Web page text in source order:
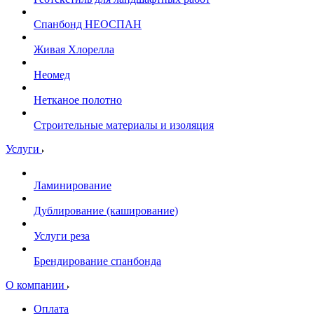
Спанбонд НЕОСПАН
Живая Хлорелла
Нeомед
Нетканое полотно
Строительные материалы и изоляция
Услуги
Ламинирование
Дублирование (каширование)
Услуги реза
Брендирование спанбонда
О компании
Оплата